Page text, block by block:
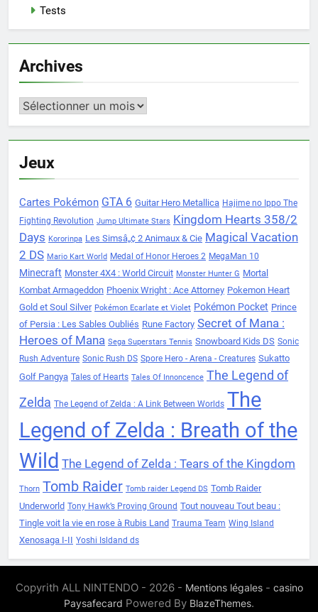
Tests
Archives
Archives
Jeux
Cartes Pokémon GTA 6 Guitar Hero Metallica Hajime no Ippo The
Fighting Revolution Jump Ultimate Stars Kingdom Hearts 358/2
Days Kororinpa Les Simsâ„¢ 2 Animaux & Cie Magical Vacation
2 DS Mario Kart World Medal of Honor Heroes 2 MegaMan 10
Minecraft Monster 4X4 : World Circuit Monster Hunter G Mortal
Kombat Armageddon Phoenix Wright : Ace Attorney Pokemon Heart
Gold et Soul Silver Pokémon Ecarlate et Violet Pokémon Pocket Prince
of Persia : Les Sables Oubliés Rune Factory Secret of Mana :
Heroes of Mana Sega Superstars Tennis Snowboard Kids DS Sonic
Rush Adventure Sonic Rush DS Spore Hero - Arena - Creatures Sukatto
Golf Pangya Tales of Hearts Tales Of Innoncence The Legend of
Zelda The Legend of Zelda : A Link Between Worlds The
Legend of Zelda : Breath of the
Wild The Legend of Zelda : Tears of the Kingdom
Thorn Tomb Raider Tomb raider Legend DS Tomb Raider
Underworld Tony Hawk’s Proving Ground Tout nouveau Tout beau :
Tingle voit la vie en rose à Rubis Land Trauma Team Wing Island
Xenosaga I-II Yoshi Isldand ds
Copyrith ALL NINTENDO - 2026 - Mentions légales- casino
Paysafecard Powered By BlazeThemes.